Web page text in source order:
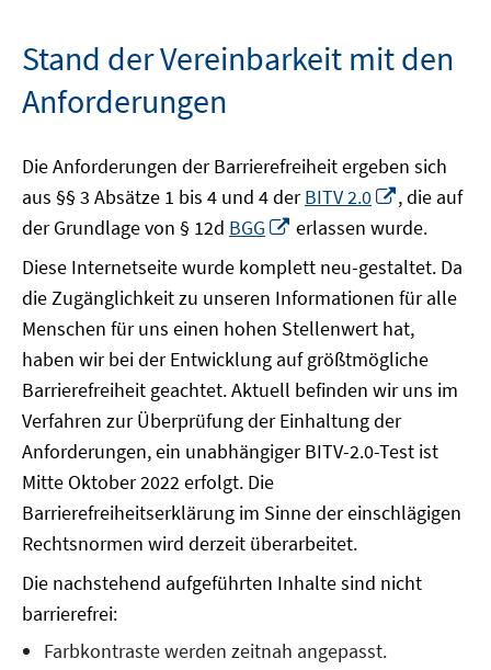
öffnen
Stand der Vereinbarkeit mit den
Anforderungen
Die Anforderungen der Barrierefreiheit ergeben sich
aus §§ 3 Absätze 1 bis 4 und 4 derBITV 2.0
In
neuem
öffnen
, die auf
der Grundlage von § 12d BGG
In
Fenster
öffnen
erlassen wurde.
Diese Internetseite wurde komplett neu-gestaltet. Da
die Zugänglichkeit zu unseren Informationen für alle
Menschen für uns einen hohen Stellenwert hat,
haben wir bei der Entwicklung auf größtmögliche
Barrierefreiheit geachtet. Aktuell befinden wir uns im
Verfahren zur Überprüfung der Einhaltung der
Anforderungen, ein unabhängiger BITV-2.0-Test ist
Mitte Oktober 2022 erfolgt. Die
Barrierefreiheitserklärung im Sinne der einschlägigen
Rechtsnormen wird derzeit überarbeitet.
Die nachstehend aufgeführten Inhalte sind nicht
barrierefrei:
Farbkontraste werden zeitnah angepasst.